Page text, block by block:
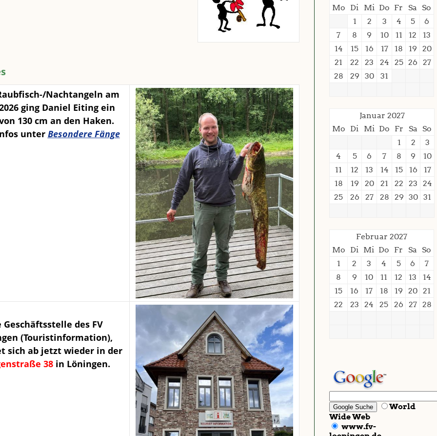
Nachtangeln am
ging Daniel Eiting ein
130 cm an den Haken.
unter Besondere Fänge
Geschäftsstelle des FV
(Touristinformation),
sich ab jetzt wieder in der
38 in Löningen.
Mo
Di Mi Do Fr Sa So
1
2 3 4 5
6
7
8 9 10 11 12
13
14
15 16 17 18 19
20
21
22 23 24 25 26
27
28
29 30 31
Januar 2027
Mo
Di Mi Do Fr Sa So
1
2
3
4
5 6 7 8 9
10
11
12 13 14 15 16
17
18
19 20 21 22 23
24
25
26 27 28 29 30 31
Februar 2027
Mo
Di Mi Do Fr Sa So
1
2 3 4 5 6
7
8
9 10 11 12 13
14
15
16 17 18 19 20
21
22
23 24 25 26 27 28
World
Wide Web
www.fv-